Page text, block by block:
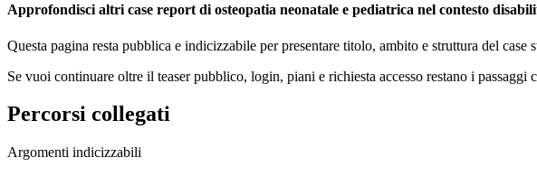
Approfondisci altri case report di osteopatia neonatale e pediatrica nel contesto
Questa pagina resta pubblica e indicizzabile per presentare titolo, ambito e struttura del
Se vuoi continuare oltre il teaser pubblico, login, piani e richiesta accesso restano i passaggi
Percorsi collegati
Argomenti indicizzabili